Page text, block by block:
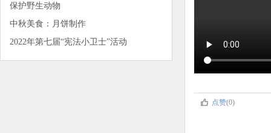
保护野生动物
中秋美食：月饼制作
2022年第七届“宪法小卫士”活动
点赞(0)